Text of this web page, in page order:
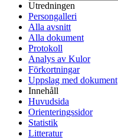
Utredningen
Persongalleri
Alla avsnitt
Alla dokument
Protokoll
Analys av Kulor
Förkortningar
Uppslag med dokument
Innehåll
Huvudsida
Orienteringssidor
Statistik
Litteratur